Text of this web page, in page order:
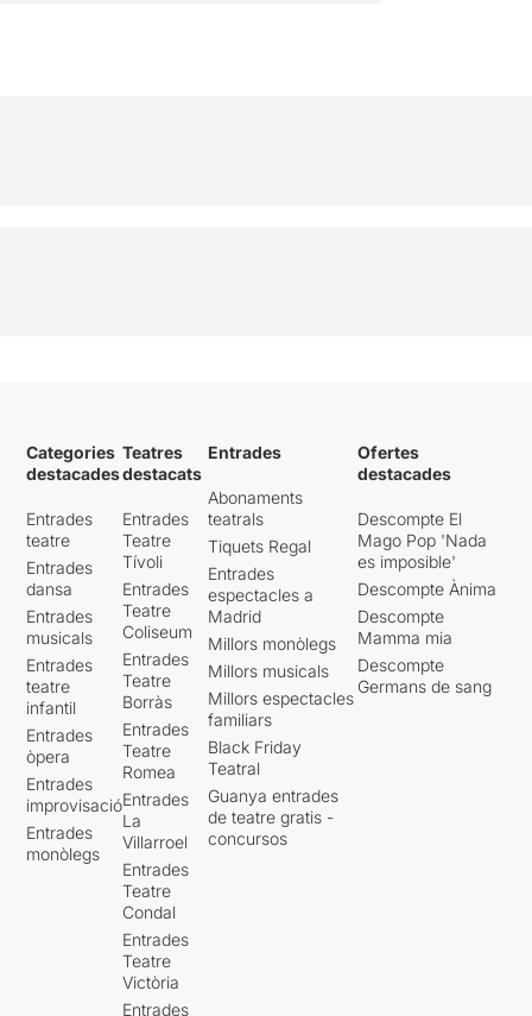
Categories
destacades
Entrades
teatre
Entrades
dansa
Entrades
musicals
Entrades
teatre
infantil
Entrades
òpera
Entrades
improvisació
Entrades
monòlegs
Teatres
destacats
Entrades
Teatre
Tívoli
Entrades
Teatre
Coliseum
Entrades
Teatre
Borràs
Entrades
Teatre
Romea
Entrades
La
Villarroel
Entrades
Teatre
Condal
Entrades
Teatre
Victòria
Entrades
Entrades
Abonaments
teatrals
Tiquets Regal
Entrades
espectacles a
Madrid
Millors monòlegs
Millors musicals
Millors espectacles
familiars
Black Friday
Teatral
Guanya entrades
de teatre gratis -
concursos
Ofertes
destacades
Descompte El
Mago Pop 'Nada
es imposible'
Descompte Ànima
Descompte
Mamma mia
Descompte
Germans de sang